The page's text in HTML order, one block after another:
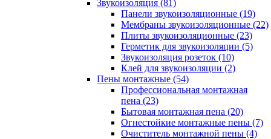
Звукоизоляция (81)
Панели звукоизоляционные (19)
Мембраны звукоизоляционные (22)
Плиты звукоизоляционные (23)
Герметик для звукоизоляции (5)
Звукоизоляция розеток (10)
Клей для звукоизоляции (2)
Пены монтажные (54)
Профессиональная монтажная
пена (23)
Бытовая монтажная пена (20)
Огнестойкие монтажные пены (7)
Очиститель монтажной пены (4)